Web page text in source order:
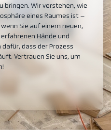
bringen. Wir verstehen, wie
eines Raumes ist –
Sie auf einem neuen,
Hände und
dass der Prozess
Vertrauen Sie uns, um